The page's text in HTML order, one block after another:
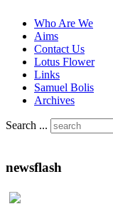
Who Are We
Aims
Contact Us
Lotus Flower
Links
Samuel Bolis
Archives
Search ...
newsflash